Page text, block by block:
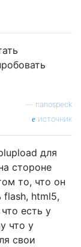
width;
= height
.getContext
();
,
, dataurl
"lah_de_dah"
,
,
: false
nanospeck
источник
для
стороне
то, что он
flash, html5,
есть у
что у
свои